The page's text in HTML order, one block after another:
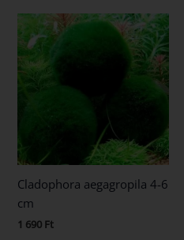
Cladophora aegagropila 4-6
cm
1 690 Ft